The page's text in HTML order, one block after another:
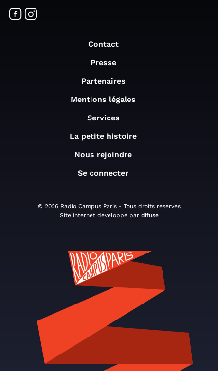
Contact
Presse
Partenaires
Mentions légales
Services
La petite histoire
Nous rejoindre
Se connecter
© 2026 Radio Campus Paris - Tous droits réservés
Site internet développé par difuse